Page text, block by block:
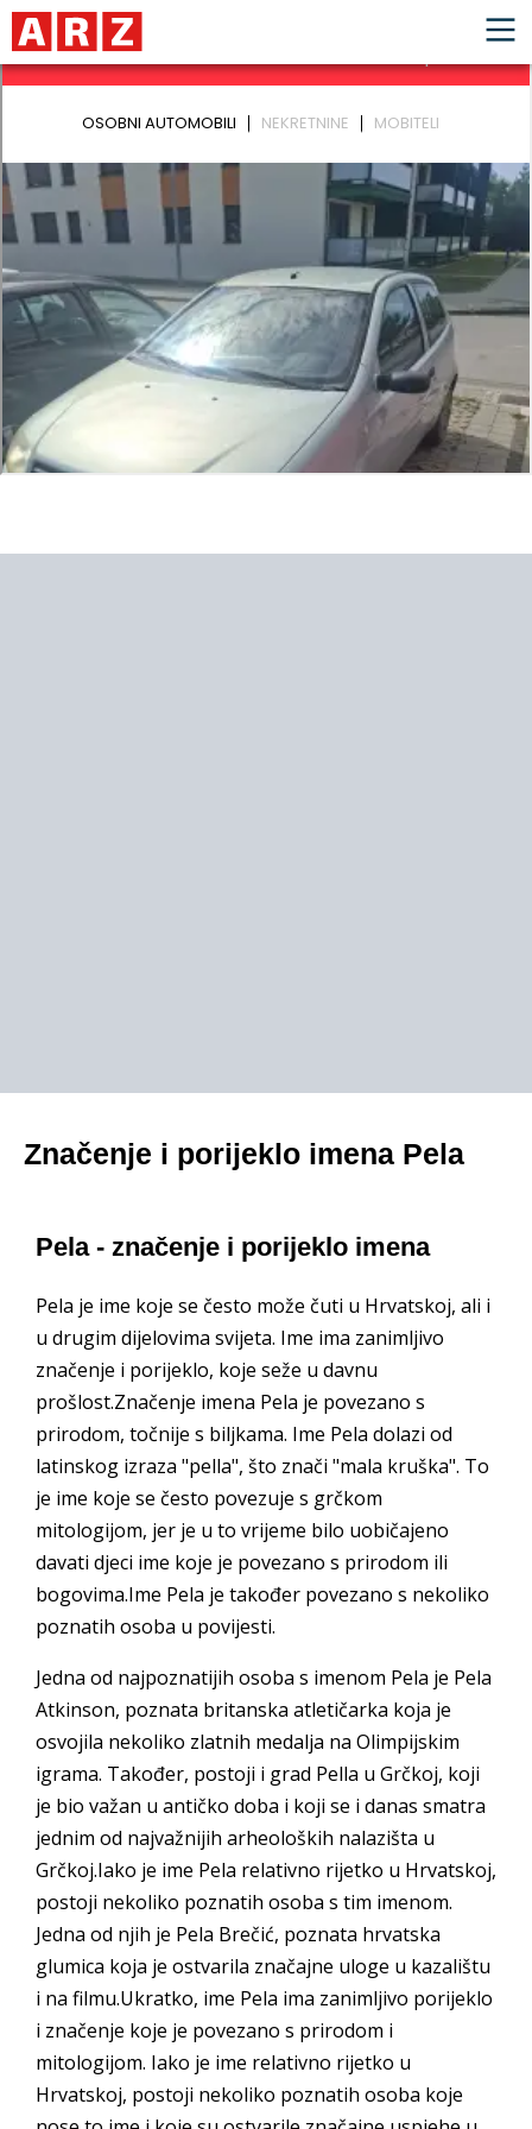
Značenje i porijeklo imena Pela
Pela - značenje i porijeklo imena
Pela je ime koje se često može čuti u Hrvatskoj, ali i
u drugim dijelovima svijeta. Ime ima zanimljivo
značenje i porijeklo, koje seže u davnu
prošlost.Značenje imena Pela je povezano s
prirodom, točnije s biljkama. Ime Pela dolazi od
latinskog izraza "pella", što znači "mala kruška". To
je ime koje se često povezuje s grčkom
mitologijom, jer je u to vrijeme bilo uobičajeno
davati djeci ime koje je povezano s prirodom ili
bogovima.Ime Pela je također povezano s nekoliko
poznatih osoba u povijesti.
Jedna od najpoznatijih osoba s imenom Pela je Pela
Atkinson, poznata britanska atletičarka koja je
osvojila nekoliko zlatnih medalja na Olimpijskim
igrama. Također, postoji i grad Pella u Grčkoj, koji
je bio važan u antičko doba i koji se i danas smatra
jednim od najvažnijih arheoloških nalazišta u
Grčkoj.Iako je ime Pela relativno rijetko u Hrvatskoj,
postoji nekoliko poznatih osoba s tim imenom.
Jedna od njih je Pela Brečić, poznata hrvatska
glumica koja je ostvarila značajne uloge u kazalištu
i na filmu.Ukratko, ime Pela ima zanimljivo porijeklo
i značenje koje je povezano s prirodom i
mitologijom. Iako je ime relativno rijetko u
Hrvatskoj, postoji nekoliko poznatih osoba koje